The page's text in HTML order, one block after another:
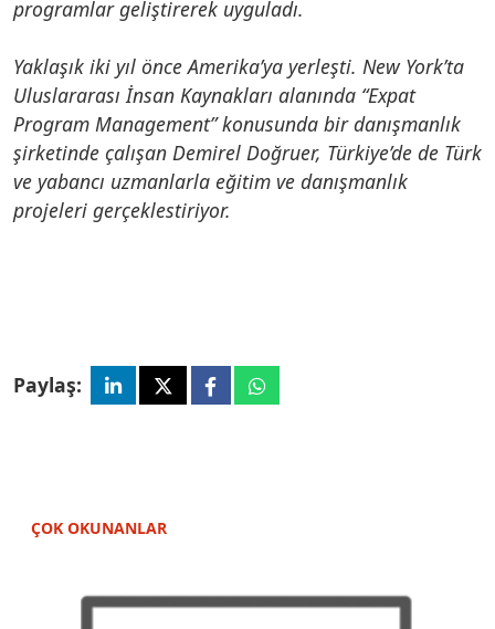
programlar geliştirerek uyguladı.
Yaklaşık iki yıl önce Amerika’ya yerleşti. New York’ta
Uluslararası İnsan Kaynakları alanında “Expat
Program Management” konusunda bir danışmanlık
şirketinde çalışan Demirel Doğruer, Türkiye’de de Türk
ve yabancı uzmanlarla eğitim ve danışmanlık
projeleri gerçeklestiriyor.
Paylaş:
ÇOK OKUNANLAR